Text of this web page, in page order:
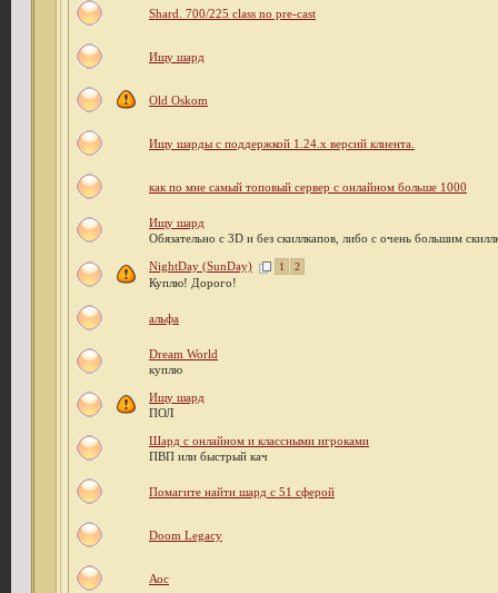
Shard. 700/225 class no pre-cast
Ищу шард
Old Oskom
Ищу шарды с поддержкой 1.24.x версий клиента.
как по мне самый топовый сервер с онлайном больше 1000
Ищу шард
Обязательно с 3D и без скиллкапов, либо с очень большим
NightDay (SunDay) 1 2
Куплю! Дорого!
альфа
Dream World
куплю
Ищу шард
ПОЛ
Шард с онлайном и классными игроками
ПВП или быстрый кач
Помагите найти шард с 51 сферой
Doom Legacy
Аос